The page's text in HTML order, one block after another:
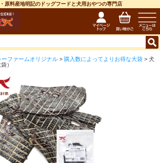
原料産地明記のドッグフードと犬用おやつの専門店
ーファームオリジナル > 購入数によってよりお得な大袋 > 犬
）